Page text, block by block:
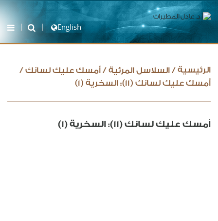
English
الرئيسية / السلاسل المرئية / أمسك عليك لسانك /
أمسك عليك لسانك (11): السخرية (1)
أمسك عليك لسانك (11): السخرية (1)